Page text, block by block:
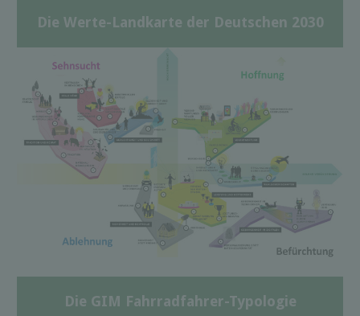
Die Werte-Landkarte der Deutschen 2030
Die GIM Fahrradfahrer-Typologie